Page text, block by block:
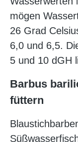
mögen
26 Grad
6,0 und 6,5.
5 und 10 dGH
Barbus
füttern